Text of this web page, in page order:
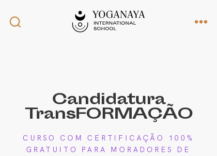
Candidatura
TransFORMAÇÃO
CURSO COM CERTIFICAÇÃO 100%
GRATUITO PARA MORADORES DE